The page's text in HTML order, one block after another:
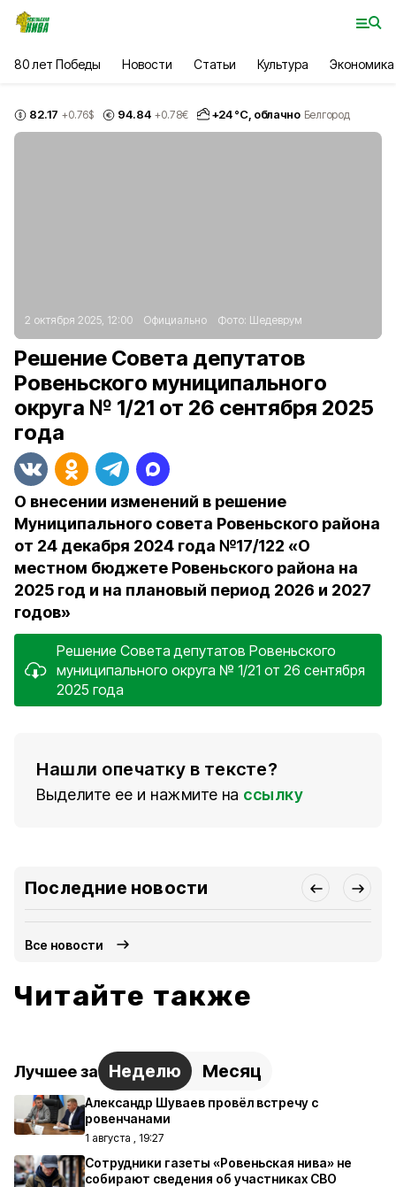
80 лет Победы Новости Статьи Культура Экономика
82.17 +0.76$ 94.84 +0.78€ +24°С, облачно Белгород
2 октября 2025, 12:00 Официально Фото: Шедеврум
Решение Совета депутатов
Ровеньского муниципального
округа № 1/21 от 26 сентября 2025
года
О внесении изменений в решение
Муниципального совета Ровеньского района
от 24 декабря 2024 года №17/122 «О
местном бюджете Ровеньского района на
2025 год и на плановый период 2026 и 2027
годов»
Решение Совета депутатов Ровеньского
муниципального округа № 1/21 от 26 сентября
2025 года
Нашли опечатку в тексте?
Выделите ее и нажмите на ссылку
Последние новости
Все новости
Читайте также
Лучшее за Неделю Месяц
Александр Шуваев провёл встречу с
ровенчанами
1 августа , 19:27
Сотрудники газеты «Ровеньская нива» не
собирают сведения об участниках СВО